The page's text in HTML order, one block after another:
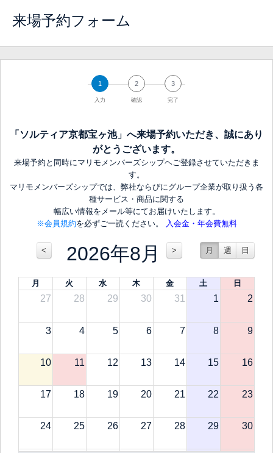
来場予約フォーム
1
入力
2
確認
3
完了
「ソルティア京都宝ヶ池」へ来場予約いただき、誠にあり
がとうございます。
来場予約と同時にマリモメンバーズシップヘご登録させていただきま
す。
マリモメンバーズシップでは、弊社ならびにグループ企業が取り扱う各
種サービス・商品に関する
幅広い情報をメール等にてお届けいたします。
※会員規約を必ずご一読ください。 入会金・年会費無料
月 週 日
< 2026年8月 >
月 火 水 木 金 土 日
27 28 29 30 31 1 2
3 4 5 6 7 8 9
10 11 12 13 14 15 16
17 18 19 20 21 22 23
24 25 26 27 28 29 30